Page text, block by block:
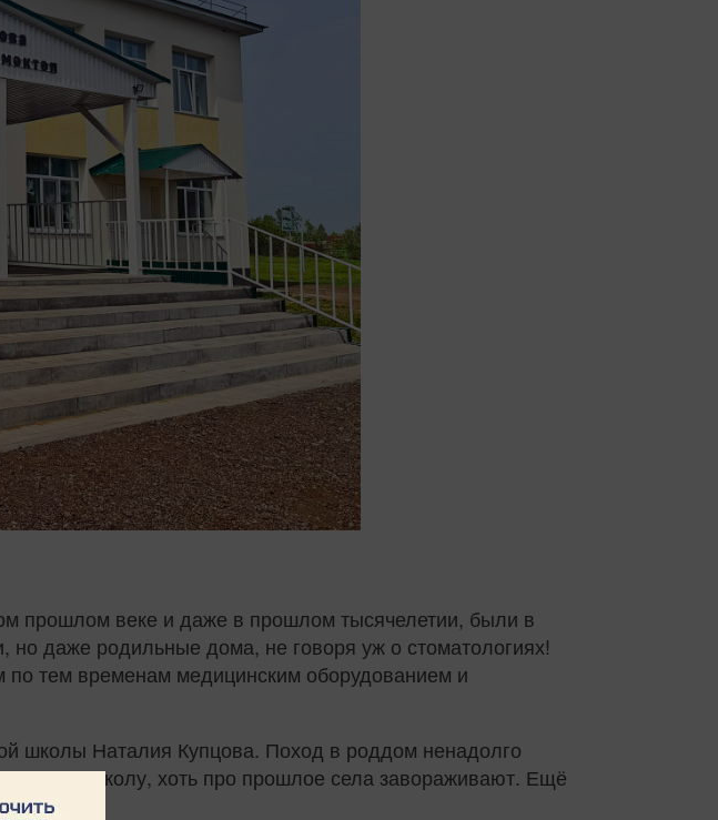
прошлом веке и даже в прошлом тысячелетии, были в
даже родильные дома, не говоря уж о стоматологиях!
тем временам медицинским оборудованием и
школы Наталия Купцова. Поход в роддом ненадолго
про школу, хоть про прошлое села завораживают. Ещё